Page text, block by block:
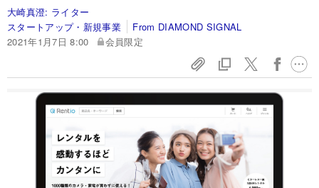
大崎真澄: ライター
スタートアップ・新規事業
From DIAMOND SIGNAL
2021年1月7日 8:00
会員限定